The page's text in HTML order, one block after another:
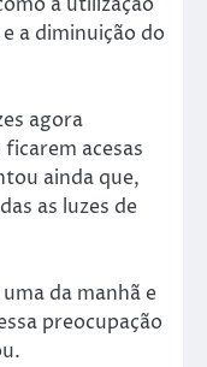
a diminuição do
agora
acesas
ainda que,
as luzes de
da manhã e
preocupação